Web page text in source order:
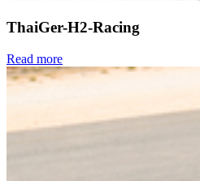
ThaiGer-H2-Racing
Read more